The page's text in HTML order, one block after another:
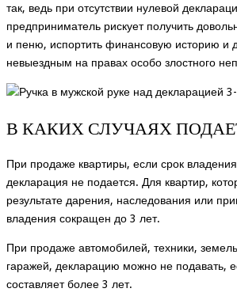
так, ведь при отсутствии нулевой
предприниматель рискует получить
и пеню, испортить финансовую историю и
невыездным на правах особо злостного
В КАКИХ СЛУЧАЯХ
При продаже квартиры, если срок
декларация не подается. Для квартир,
результате дарения, наследования или
владения сокращен до 3 лет.
При продаже автомобилей, техники,
гаражей, декларацию можно не подавать,
составляет более 3 лет.